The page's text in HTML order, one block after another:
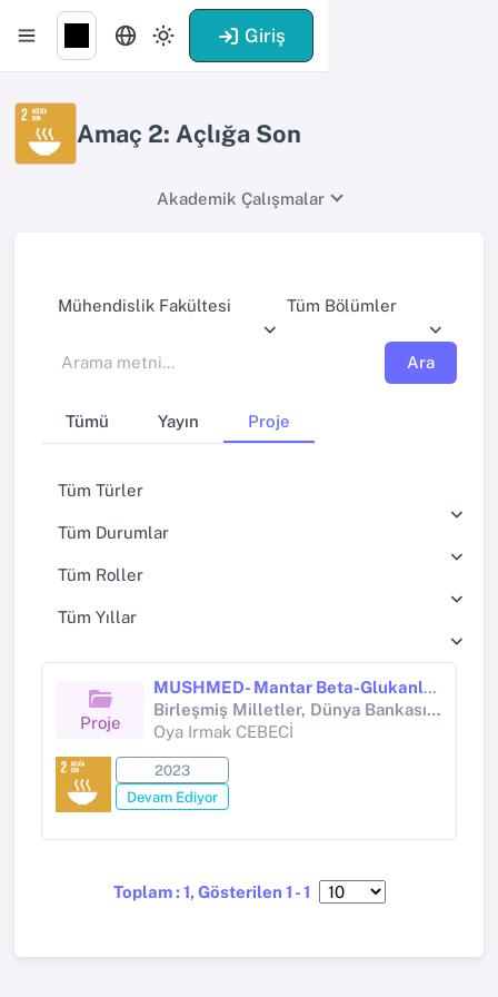
Giriş
Amaç 2: Açlığa Son
Akademik Çalışmalar
Mühendislik Fakültesi Tüm Bölümler
Ara
Tümü Yayın Proje
Tüm Türler
Tüm Durumlar
Tüm Roller
Tüm Yıllar
Proje
MUSHMED- Mantar Beta-Glukanları Ve Proteinlerini Bütünlestirerek Saglıklı Akdeniz Fonksiyonel Gıdasına Geçis: Stresle Baglantılı Saglık Sorunlarından Sonra Vücut Homeostazını Tesvik Etmek
Birleşmiş Milletler, Dünya Bankası, UNESCO, Avrupa Birliği ve Avrupa Konseyi Destekli Proje (H2020)
Oya Irmak CEBECİ
2023
Devam Ediyor
Toplam : 1, Gösterilen 1 - 1